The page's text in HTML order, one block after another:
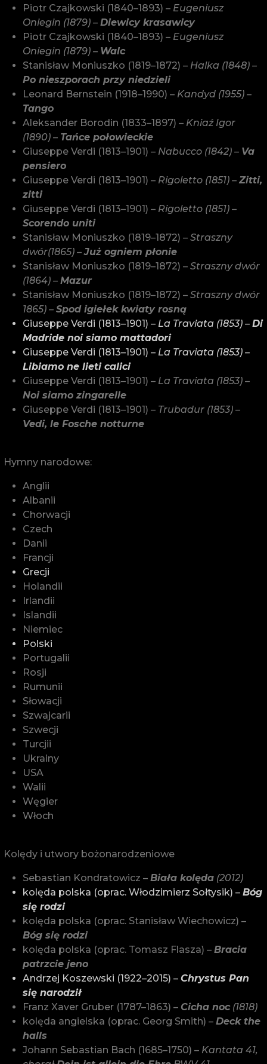
Piotr Czajkowski (1840–1893) – Eugeniusz
Oniegin (1879) –Diewicy krasawicy
Piotr Czajkowski (1840–1893) – Eugeniusz
Oniegin (1879) – Walc
Stanisław Moniuszko (1819–1872) – Halka (1848) –
Po nieszporach przy niedzieli
Leonard Bernstein (1918–1990) – Kandyd (1955) –
Tango
Aleksander Borodin (1833–1897) – Kniaź Igor
(1890) – Tańce połowieckie
Giuseppe Verdi (1813–1901) – Nabucco (1842) – Va
pensiero
Giuseppe Verdi (1813–1901) – Rigoletto (1851) –Zitti,
zitti
Giuseppe Verdi (1813–1901) – Rigoletto (1851) –
Scorendo uniti
Stanisław Moniuszko (1819–1872) –Straszny
dwór(1865) –Już ogniem płonie
Stanisław Moniuszko (1819–1872) –Straszny dwór
(1864) –Mazur
Stanisław Moniuszko (1819–1872) –Straszny dwór
1865) –Spod igiełek kwiaty rosną
Giuseppe Verdi (1813–1901) – La Traviata (1853) –Di
Madride noi siamo mattadori
Giuseppe Verdi (1813–1901) – La Traviata (1853) –
Libiamo ne lieti calici
Giuseppe Verdi (1813–1901) – La Traviata (1853) –
Noi siamo zingarelle
Giuseppe Verdi (1813–1901) – Trubadur (1853) –
Vedi, le Fosche notturne
Hymny narodowe:
Anglii
Albanii
Chorwacji
Czech
Danii
Francji
Grecji
Holandii
Irlandii
Islandii
Niemiec
Polski
Portugalii
Rosji
Rumunii
Słowacji
Szwajcarii
Szwecji
Turcjii
Ukrainy
USA
Walii
Węgier
Włoch
Kolędy i utwory bożonarodzeniowe
Sebastian Kondratowicz –Biała kolęda (2012)
kolęda polska (oprac. Włodzimierz Sołtysik) –Bóg
się rodzi
kolęda polska (oprac. Stanisław Wiechowicz) –
Bóg się rodzi
kolęda polska (oprac. Tomasz Flasza) –Bracia
patrzcie jeno
Andrzej Koszewski (1922–2015) –Chrystus Pan
się narodził
Franz Xaver Gruber (1787–1863) – Cicha noc (1818)
kolęda angielska (oprac. Georg Smith) –Deck the
halls
Johann Sebastian Bach (1685–1750) – Kantata 41,